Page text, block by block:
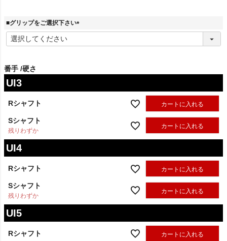
■グリップをご選択下さい
必
番手 硬さ
UI3
Rシャフト カートに入れる
Sシャフト
残りわずか
カートに入れる
UI4
Rシャフト カートに入れる
Sシャフト
残りわずか
カートに入れる
UI5
Rシャフト カートに入れる